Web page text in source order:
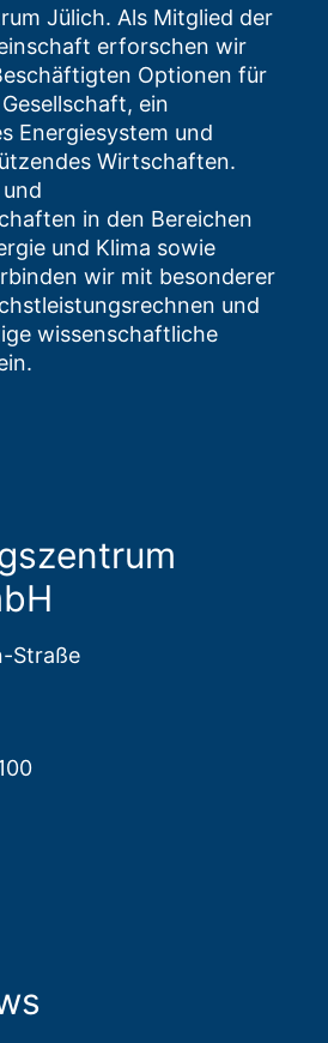
Jülich. Als Mitglied der
erforschen wir
Optionen für
ein
Energiesystem und
Wirtschaften.
in den Bereichen
und Klima sowie
wir mit besonderer
und
wissenschaftliche
Straße